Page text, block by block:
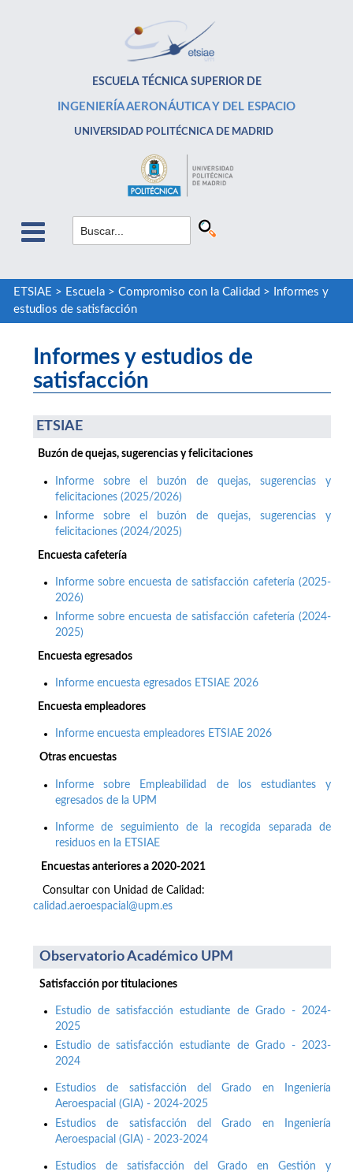
ESCUELA TÉCNICA SUPERIOR DE
INGENIERÍA AERONÁUTICA Y DEL ESPACIO
UNIVERSIDAD POLITÉCNICA DE MADRID
ETSIAE > Escuela> Compromiso con la Calidad >
Informes y
estudios de satisfacción
Informes y estudios de
satisfacción
ETSIAE
Buzón de quejas, sugerencias y felicitaciones
Informe sobre el buzón de quejas, sugerencias y
felicitaciones (2025/2026)
Informe sobre el buzón de quejas, sugerencias y
felicitaciones (2024/2025)
Encuesta cafetería
Informe sobre encuesta de satisfacción cafetería (2025-
2026)
Informe sobre encuesta de satisfacción cafetería (2024-
2025)
Encuesta egresados
Informe encuesta egresados ETSIAE 2026
Encuesta empleadores
Informe encuesta empleadores ETSIAE 2026
Otras encuestas
Informe sobre Empleabilidad de los estudiantes y
egresados de la UPM
Informe de seguimiento de la recogida separada de
residuos en la ETSIAE
Encuestas anteriores a 2020-2021
Consultar con Unidad de Calidad:
calidad.aeroespacial@upm.es
Observatorio Académico UPM
Satisfacción por titulaciones
Estudio de satisfacción estudiante de Grado - 2024-
2025
Estudio de satisfacción estudiante de Grado - 2023-
2024
Estudios de satisfacción del Grado en Ingeniería
Aeroespacial (GIA) - 2024-2025
Estudios de satisfacción del Grado en Ingeniería
Aeroespacial (GIA) - 2023-2024
Estudios de satisfacción del Grado en Gestión y